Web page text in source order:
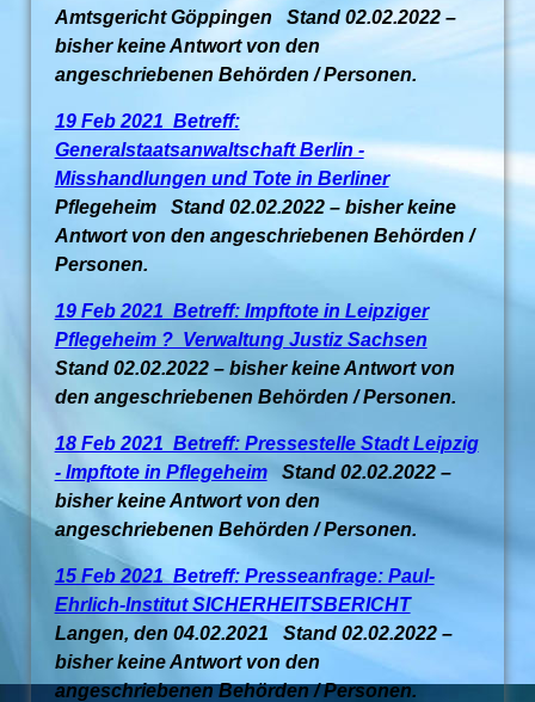
Amtsgericht Göppingen Stand 02.02.2022 –
bisher keine Antwort von den
angeschriebenen Behörden / Personen.
19 Feb 2021 Betreff:
Generalstaatsanwaltschaft Berlin -
Misshandlungen und Tote in Berliner
Pflegeheim Stand 02.02.2022 – bisher keine
Antwort von den angeschriebenen Behörden /
Personen.
19 Feb 2021 Betreff: Impftote in Leipziger
Pflegeheim ? Verwaltung Justiz Sachsen
Stand 02.02.2022 – bisher keine Antwort von
den angeschriebenen Behörden / Personen.
18 Feb 2021 Betreff: Pressestelle Stadt Leipzig
- Impftote in PflegeheimStand 02.02.2022 –
bisher keine Antwort von den
angeschriebenen Behörden / Personen.
15 Feb 2021 Betreff: Presseanfrage: Paul-
Ehrlich-Institut SICHERHEITSBERICHT
Langen, den 04.02.2021 Stand 02.02.2022 –
bisher keine Antwort von den
angeschriebenen Behörden / Personen.